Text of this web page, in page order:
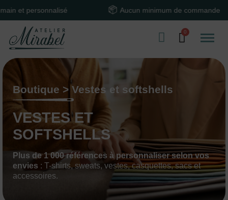
Aucun minimum de commande
Boutique > Vestes et softshells
VESTES ET
SOFTSHELLS
Plus de 1 000 références à personnaliser selon vos
envies : T-shirts, sweats, vestes, casquettes, sacs et
accessoires.